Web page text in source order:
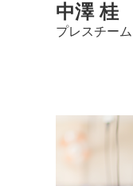
中澤 桂
プレスチーム